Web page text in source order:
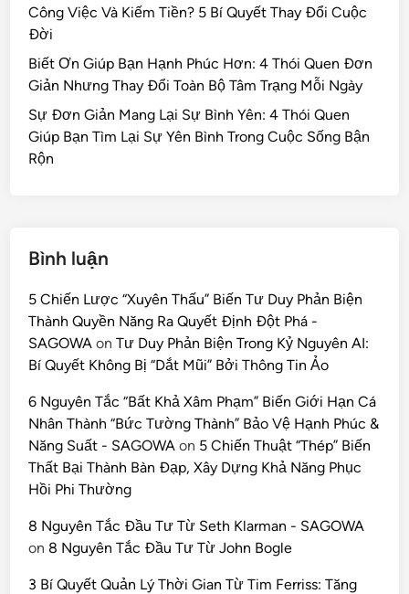
Công Việc Và Kiếm Tiền? 5 Bí Quyết Thay Đổi Cuộc
Đời
Biết Ơn Giúp Bạn Hạnh Phúc Hơn: 4 Thói Quen Đơn
Giản Nhưng Thay Đổi Toàn Bộ Tâm Trạng Mỗi Ngày
Sự Đơn Giản Mang Lại Sự Bình Yên: 4 Thói Quen
Giúp Bạn Tìm Lại Sự Yên Bình Trong Cuộc Sống Bận
Rộn
Bình luận
5 Chiến Lược “Xuyên Thấu” Biến Tư Duy Phản Biện
Thành Quyền Năng Ra Quyết Định Đột Phá -
SAGOWA onTư Duy Phản Biện Trong Kỷ Nguyên AI:
Bí Quyết Không Bị “Dắt Mũi” Bởi Thông Tin Ảo
6 Nguyên Tắc “Bất Khả Xâm Phạm” Biến Giới Hạn Cá
Nhân Thành “Bức Tường Thành” Bảo Vệ Hạnh Phúc &
Năng Suất - SAGOWA on 5 Chiến Thuật “Thép” Biến
Thất Bại Thành Bàn Đạp, Xây Dựng Khả Năng Phục
Hồi Phi Thường
8 Nguyên Tắc Đầu Tư Từ Seth Klarman - SAGOWA
on 8 Nguyên Tắc Đầu Tư Từ John Bogle
3 Bí Quyết Quản Lý Thời Gian Từ Tim Ferriss: Tăng